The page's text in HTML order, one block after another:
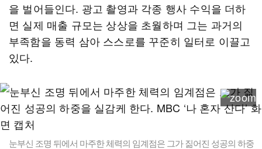
을 벌어들인다. 광고 촬영과 각종 행사 수익을 더하
면 실제 매출 규모는 상상을 초월하며 그는 과거의
부족함을 동력 삼아 스스로를 꾸준히 일터로 이끌고
있다.
눈부신 조명 뒤에서 마주한 체력의 임계점은 그가 짊어진 성공의 하중